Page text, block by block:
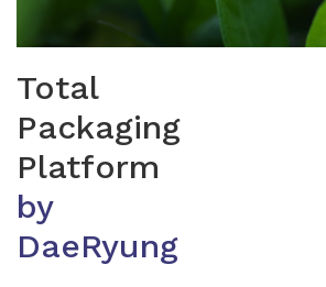
Total
Packaging
Platform
by
DaeRyung